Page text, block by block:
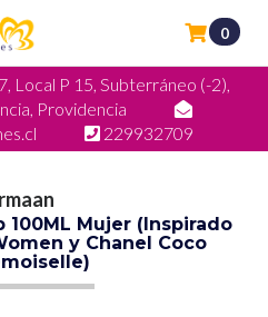
Local P 15, Subterráneo (-2),
Providencia
229932709
0
100ML Mujer (Inspirado
y Chanel Coco